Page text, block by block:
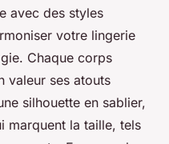
avec des styles
votre lingerie
Chaque corps
valeur ses atouts
silhouette en sablier,
marquent la taille, tels